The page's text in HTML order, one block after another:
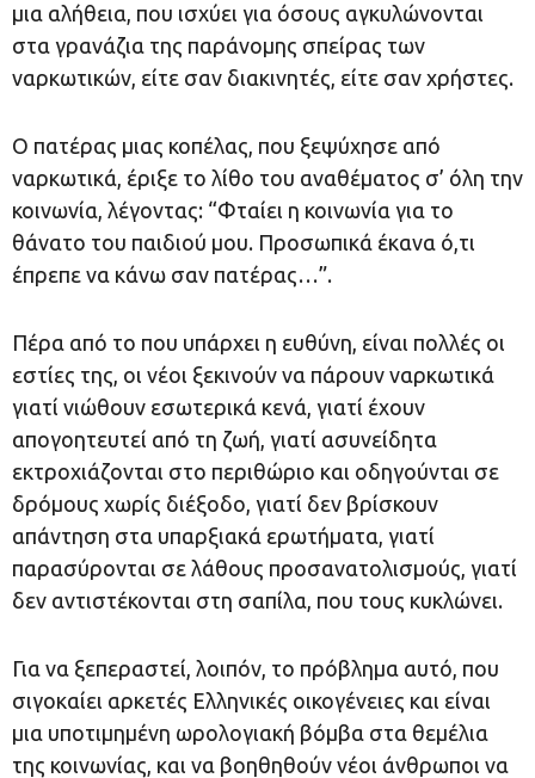
μια αλήθεια, που ισχύει για όσους αγκυλώνονται
στα γρανάζια της παράνομης σπείρας των
ναρκωτικών, είτε σαν διακινητές, είτε σαν χρήστες.
Ο πατέρας μιας κοπέλας, που ξεψύχησε από
ναρκωτικά, έριξε το λίθο του αναθέματος σ’ όλη την
κοινωνία, λέγοντας: “Φταίει η κοινωνία για το
θάνατο του παιδιού μου. Προσωπικά έκανα ό,τι
έπρεπε να κάνω σαν πατέρας…”.
Πέρα από το που υπάρχει η ευθύνη, είναι πολλές οι
εστίες της, οι νέοι ξεκινούν να πάρουν ναρκωτικά
γιατί νιώθουν εσωτερικά κενά, γιατί έχουν
απογοητευτεί από τη ζωή, γιατί ασυνείδητα
εκτροχιάζονται στο περιθώριο και οδηγούνται σε
δρόμους χωρίς διέξοδο, γιατί δεν βρίσκουν
απάντηση στα υπαρξιακά ερωτήματα, γιατί
παρασύρονται σε λάθους προσανατολισμούς, γιατί
δεν αντιστέκονται στη σαπίλα, που τους κυκλώνει.
Για να ξεπεραστεί, λοιπόν, το πρόβλημα αυτό, που
σιγοκαίει αρκετές Ελληνικές οικογένειες και είναι
μια υποτιμημένη ωρολογιακή βόμβα στα θεμέλια
της κοινωνίας, και να βοηθηθούν νέοι άνθρωποι να